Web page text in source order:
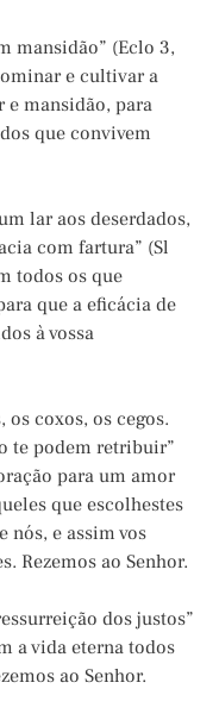
mansidão” (Eclo 3,
e cultivar a
e mansidão, para
que convivem
lar aos deserdados,
com fartura” (Sl
todos os que
que a eficácia de
à vossa
os coxos, os cegos.
te podem retribuir”
para um amor
que escolhestes
nós, e assim vos
Rezemos ao Senhor.
dos justos”
a vida eterna todos
ao Senhor.